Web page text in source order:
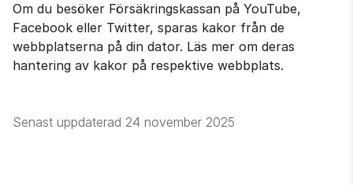
Om du besöker Försäkringskassan på YouTube,
Facebook eller Twitter, sparas kakor från de
webbplatserna på din dator. Läs mer om deras
hantering av kakor på respektive webbplats.
Senast uppdaterad 24 november 2025